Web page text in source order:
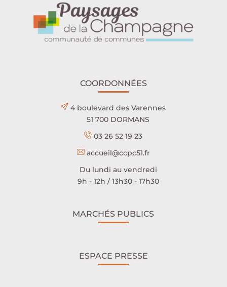
COORDONNÉES
4 boulevard des Varennes
51 700 DORMANS
03 26 52 19 23
accueil@ccpc51.fr
Du lundi au vendredi
9h - 12h / 13h30 - 17h30
MARCHÉS PUBLICS
ESPACE PRESSE